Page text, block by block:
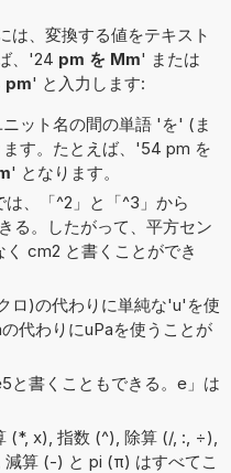
は、変換する値をテキスト
、'24 pm を Mm' または
pm' と入力します:
ット名の間の単語 'を' (ま
す。たとえば、'54 pm を
' となります。
、「^2」と「^3」から
る。したがって、平方セン
cm2 と書くことができ
ロ)の代わりに単純な'u'を使
代わりにuPaを使うことが
と書くこともできる。e」は
(*, x), 指数 (^), 除算 (/, :, ÷),
算 (-) と pi (π) はすべてこ